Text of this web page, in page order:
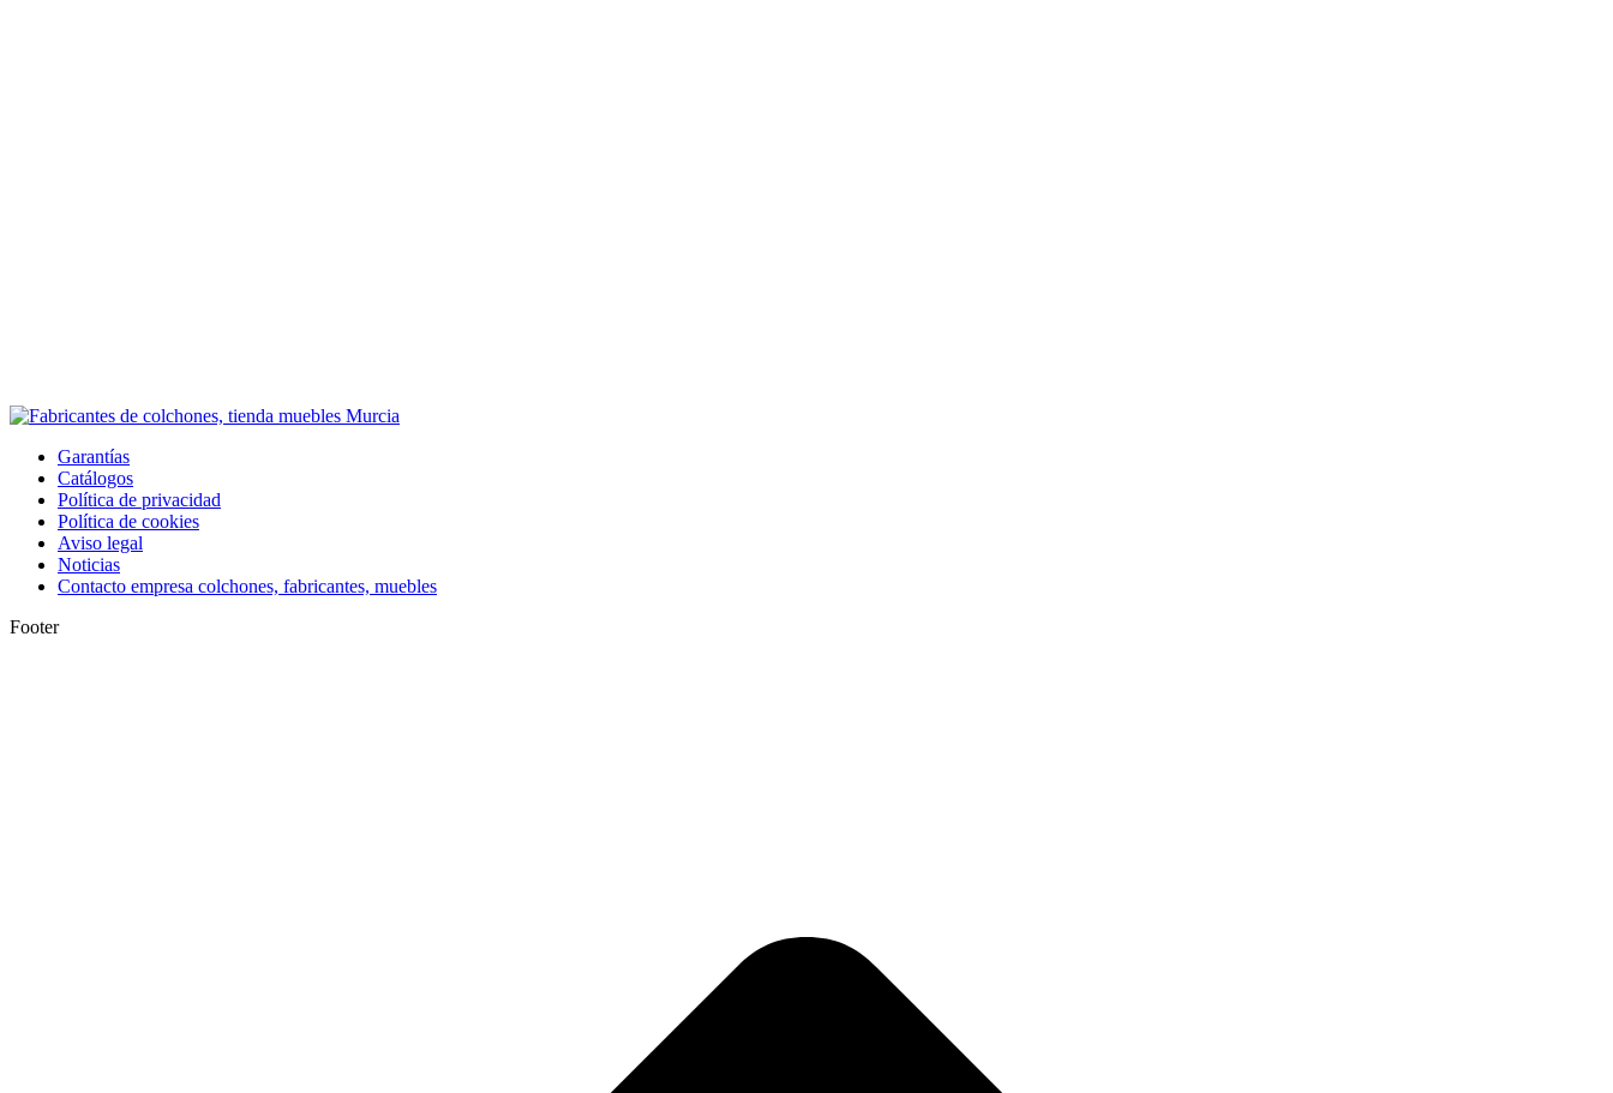
Garantías
Catálogos
Política de privacidad
Política de cookies
Aviso legal
Noticias
Contacto empresa colchones, fabricantes, muebles
Footer